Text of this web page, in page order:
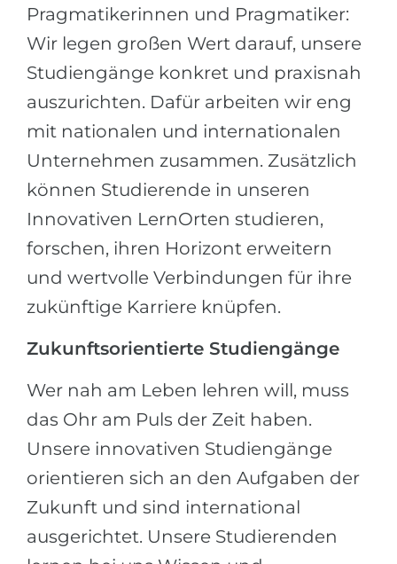
Pragmatikerinnen und Pragmatiker:
Wir legen großen Wert darauf, unsere
Studiengänge konkret und praxisnah
auszurichten. Dafür arbeiten wir eng
mit nationalen und internationalen
Unternehmen zusammen. Zusätzlich
können Studierende in unseren
Innovativen LernOrten studieren,
forschen, ihren Horizont erweitern
und wertvolle Verbindungen für ihre
zukünftige Karriere knüpfen.
Zukunftsorientierte Studiengänge
Wer nah am Leben lehren will, muss
das Ohr am Puls der Zeit haben.
Unsere innovativen Studiengänge
orientieren sich an den Aufgaben der
Zukunft und sind international
ausgerichtet. Unsere Studierenden